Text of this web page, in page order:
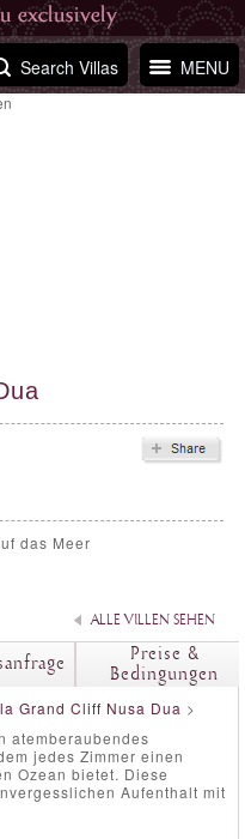
MENU
Search Villas
das Meer
ALLE VILLEN SEHEN
Preise &
Bedingungen
Grand Cliff Nusa Dua >
atemberaubendes
jedes Zimmer einen
Ozean bietet. Diese
Aufenthalt mit